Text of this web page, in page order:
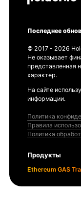
Последнее
© 2017 - 2026
Не оказывает
представленная
характер.
На сайте
информации.
Политика
Правила
Политика
Продукты
Ethereum GAS